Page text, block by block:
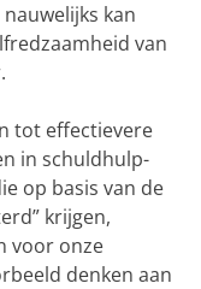
kan
van
tot effectievere
in schuldhulp-
op basis van de
krijgen,
voor onze
denken aan